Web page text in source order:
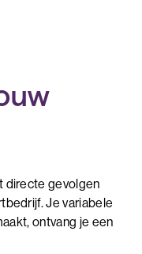
directe gevolgen
Je variabele
ontvang je een